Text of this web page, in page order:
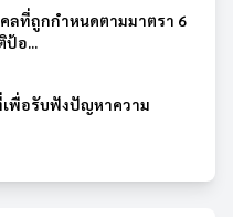
ลที่ถูกกำหนดตามมาตรา 6
อ...
พื่อรับฟังปัญหาความ